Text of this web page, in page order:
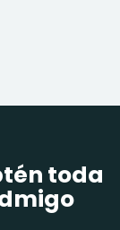
toda